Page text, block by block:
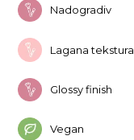
Nadogradiv
Lagana tekstura
Glossy finish
Vegan